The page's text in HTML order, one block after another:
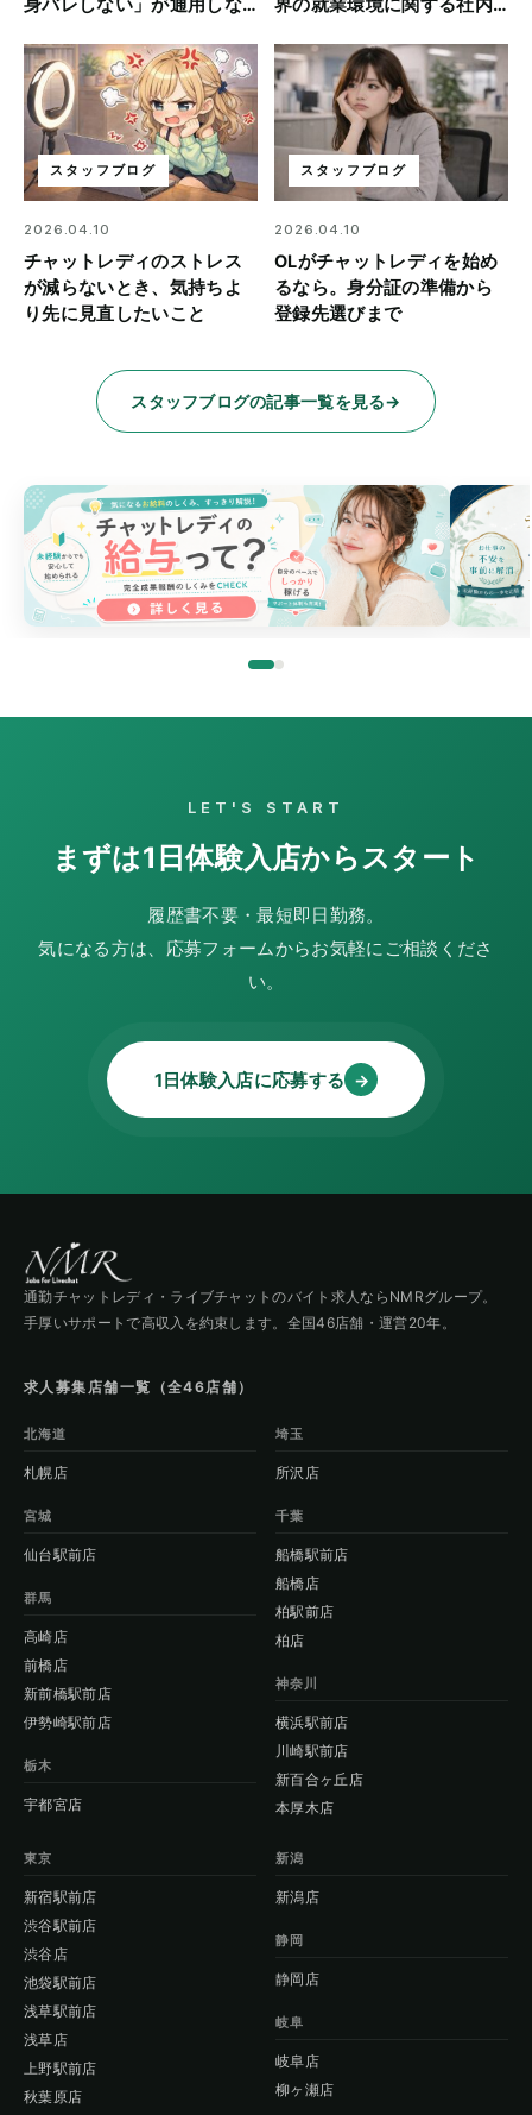
身バレしない」が通用しな
界の就業環境に関する社内
スタッフブログ
2026.04.10
チャットレディのストレス
が減らないとき、気持ちよ
り先に見直したいこと
スタッフブログ
2026.04.10
OLがチャットレディを始め
るなら。身分証の準備から
登録先選びまで
スタッフブログの記事一覧を見る→
LET'S START
まずは1日体験入店からスタート
履歴書不要・最短即日勤務。
気になる方は、応募フォームからお気軽にご相談くださ
い。
1日体験入店に応募する →
通勤チャットレディ・ライブチャットのバイト求人ならNMRグループ。
手厚いサポートで高収入を約束します。全国46店舗・運営20年。
求人募集店舗一覧（全46店舗）
北海道
札幌店
宮城
仙台駅前店
群馬
高崎店
前橋店
新前橋駅前店
伊勢崎駅前店
栃木
宇都宮店
埼玉
所沢店
千葉
船橋駅前店
船橋店
柏駅前店
柏店
神奈川
横浜駅前店
川崎駅前店
新百合ヶ丘店
本厚木店
東京
新宿駅前店
渋谷駅前店
渋谷店
池袋駅前店
浅草駅前店
浅草店
上野駅前店
秋葉原店
新潟
新潟店
静岡
静岡店
岐阜
岐阜店
柳ヶ瀬店